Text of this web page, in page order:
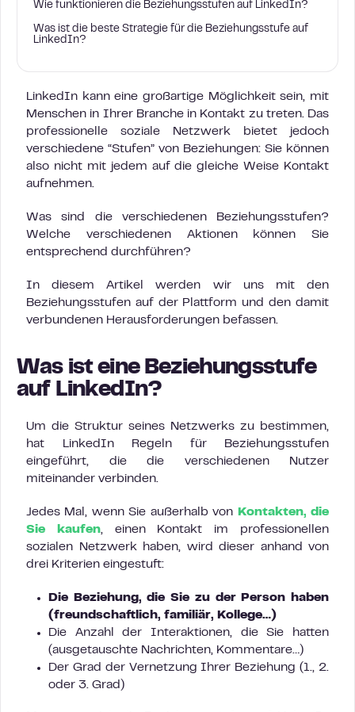
Wie funktionieren die Beziehungsstufen auf LinkedIn?
Was ist die beste Strategie für die Beziehungsstufe auf
LinkedIn?
LinkedIn kann eine großartige Möglichkeit sein, mit
Menschen in Ihrer Branche in Kontakt zu treten. Das
professionelle soziale Netzwerk bietet jedoch
verschiedene “Stufen” von Beziehungen: Sie können
also nicht mit jedem auf die gleiche Weise Kontakt
aufnehmen.
Was sind die verschiedenen Beziehungsstufen?
Welche verschiedenen Aktionen können Sie
entsprechend durchführen?
In diesem Artikel werden wir uns mit den
Beziehungsstufen auf der Plattform und den damit
verbundenen Herausforderungen befassen.
Was ist eine Beziehungsstufe
auf LinkedIn?
Um die Struktur seines Netzwerks zu bestimmen,
hat LinkedIn Regeln für Beziehungsstufen
eingeführt, die die verschiedenen Nutzer
miteinander verbinden.
Jedes Mal, wenn Sie außerhalb von
Kontakten, die
Sie kaufen, einen Kontakt im professionellen
sozialen Netzwerk haben, wird dieser anhand von
drei Kriterien eingestuft:
Die Beziehung, die Sie zu der Person haben
(freundschaftlich, familiär, Kollege…)
Die Anzahl der Interaktionen, die Sie hatten
(ausgetauschte Nachrichten, Kommentare…)
Der Grad der Vernetzung Ihrer Beziehung (1., 2.
oder 3. Grad)